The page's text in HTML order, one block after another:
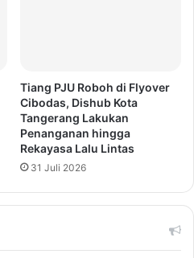
Tiang PJU Roboh di Flyover
Cibodas, Dishub Kota
Tangerang Lakukan
Penanganan hingga
Rekayasa Lalu Lintas
31 Juli 2026